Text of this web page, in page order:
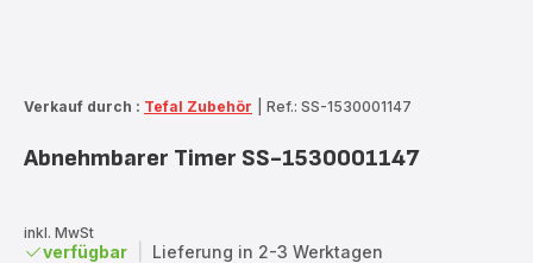
Verkauf durch : Tefal Zubehör Ref.: SS-1530001147
Abnehmbarer Timer SS-1530001147
inkl. MwSt
verfügbar Lieferung in 2-3 Werktagen